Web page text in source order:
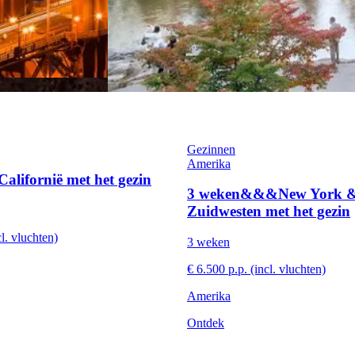
met het gezin
vluchten)
Gezinnen
Amerika
3 weken&&&New York
Zuidwesten met het gezin
3 weken
€ 6.500 p.p. (incl. vluchten)
Amerika
Ontdek